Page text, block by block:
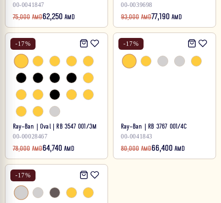
00-0041847
75,000 AMD62,250 AMD
00-0039698
93,000 AMD77,190 AMD
-17%
Ray-Ban | Oval | RB 3547 001/3M
00-00028467
78,000 AMD64,740 AMD
-17%
Ray-Ban | RB 3767 001/4C
00-0041843
80,000 AMD66,400 AMD
-17%